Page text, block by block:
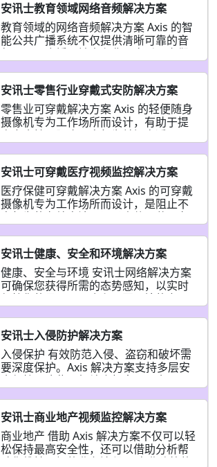
息。而且，您可以全面了解警车内外的
状况。 适用于所有情况的车载解决方案
此一体化解决方案集成了车载监控和
Axis 可穿戴摄像机。 全天候在职 以下是
Axis 车载解决方案支持安全和保障的一
些方式。 不要错过任何事情 使用我们的
完整解决方案捕捉车轮上发生的每一起
事件：将其与车载系统（如灯条控制
器）集成，以自动触发录制。蓝牙信标
可以同时触发警员随身携带的摄像机，
因此您可以从多个角度获取镜头。这样
当警员离开警车时，
安讯士教育领域网络音频解决方案
教育领域的网络音频解决方案 Axis 的智
能公共广播系统不仅提供清晰可靠的音
频，用于广播、铃声和背景音乐。它们
境噪声、投影限制和电气干扰都会影响
模拟音频性能。数字解决方案则不同。
Axis 公共广播解决方案即使在恶劣条件
下，也能在室内和室外提供清晰的语音
消息、铃声信号和背景音乐。我们的扬
声器易于集成（例如，与第三方大众通
知系统集成）并易于扩展。它们也很智
能。通过持续的健康监测和远程测试了
解扬声器的工作情况。通过灵活的音频
分区定位消息。并添加音频分析功能，
将您的扬声器变成声学传感器，以提高
您的感知能力和响应时间，全天候。
安讯士零售行业穿戴式安防解决方案
零售业可穿戴解决方案 Axis 的轻便随身
摄像机专为工作场所而设计，有助于提
高安全性、阻止不良行为并提高透明
加强您的零售团队 通过为您的员工配备
时尚、低调的随身摄像机，阻止攻击行
为并支持良好运作的零售环境。无论何
时需要，只需轻轻一按即可触发法医质
量的音频和视频录制，记录第一人称视
角，从而提高责任感和安全感。无论您
是想降低风险、加强损失预防还是提高
合规性，可穿戴解决方案都能提供帮
助。而且由于我们始终建立在开放平台
上，您可以将我们的随身摄像机用作
Axis 端到端解决方案的一部分，也可以
与您当前的第三方一起使用 视频管理 系
安讯士可穿戴医疗视频监控解决方案
医疗保健可穿戴解决方案 Axis 的可穿戴
摄像机专为工作场所而设计，是阻止不
良行为的有效方法。记录事件、获取有
保护 医疗环境中的可穿戴摄像机可提供
医疗服务提供者与患者之间互动的视觉
和音频记录，从而提高透明度、责任感
和安全感。它们可以帮助您降低风险、
增强患者护理并优化运营效率，同时确
保更安全的工作场所。Axis 可穿戴解决
方案基于开放平台，因此可以直接插入
您当前的设备 视频管理 Axis 或其他供应
商的系统。您将比以往更好地完成威慑
和保护工作，以及收集文件和法医证
据。 合规诚信 无论视频和音频片段存储
在何处，您都可以控制
安讯士健康、安全和环境解决方案
健康、安全与环境 安讯士网络解决方案
可确保您获得所需的态势感知，以实时
保护您的员工、公众和周围环境的安
Axis 网络解决方案使站点对员工更安
全，对环境更有利。在评估 HSE 法规合
规性方面，网络视频比现场观察提供更
广泛、更准确的覆盖范围。通过添加访
问控制系统、网络音频和智能分析，
Axis 解决方案支持立即采取行动，并提
供可用于采取短期和长期主动方法的见
解。通过帮助您处理紧急情况、减轻直
接风险并评估您的健康和安全程序，网
络解决方案可帮助您保护生命并确保业
安讯士入侵防护解决方案
入侵保护 有效防范入侵、盗窃和破坏需
要深度保护。Axis 解决方案支持多层安
全保护，这些层级结合起来，以全面、
助您保护整个站点 - 从外围到内部的各
个高价值区域或资产。我们的技术使用
视觉摄像机、热技术、雷达设备、音频
设备、访问控制解决方案和复杂的分析
安讯士商业地产视频监控解决方案
商业地产 借助 Axis 解决方案不仅可以轻
松保持最高安全性，还可以借助分析帮
助您维持更好的业务流程。 商业建筑的